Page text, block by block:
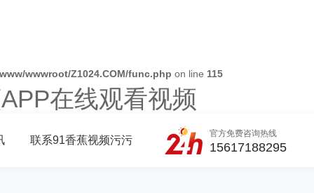
wwwroot/Z1024.COM/func.php on line 115
在线观看视频
联系91香蕉视频污污
官方免费咨询热线
15617188295